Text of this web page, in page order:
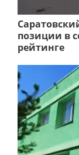
позиции в
рейтинге